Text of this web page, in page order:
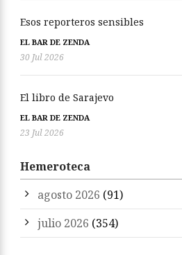
Esos reporteros sensibles
EL BAR DE ZENDA
30 Jul 2026
El libro de Sarajevo
EL BAR DE ZENDA
23 Jul 2026
Hemeroteca
agosto 2026 (91)
julio 2026 (354)